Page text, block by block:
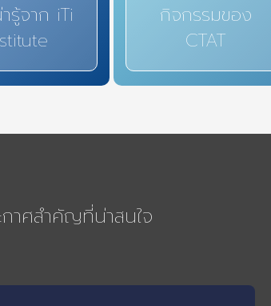
รู้จาก iTi
กิจกรรมของ
CTAT
าศสำคัญที่น่าสนใจ